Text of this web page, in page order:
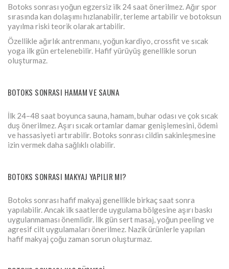
Botoks sonrası yoğun egzersiz ilk 24 saat önerilmez. Ağır spor
sırasında kan dolaşımı hızlanabilir, terleme artabilir ve botoksun
yayılma riski teorik olarak artabilir.
Özellikle ağırlık antrenmanı, yoğun kardiyo, crossfit ve sıcak
yoga ilk gün ertelenebilir. Hafif yürüyüş genellikle sorun
oluşturmaz.
BOTOKS SONRASI HAMAM VE SAUNA
İlk 24–48 saat boyunca sauna, hamam, buhar odası ve çok sıcak
duş önerilmez. Aşırı sıcak ortamlar damar genişlemesini, ödemi
ve hassasiyeti artırabilir. Botoks sonrası cildin sakinleşmesine
izin vermek daha sağlıklı olabilir.
BOTOKS SONRASI MAKYAJ YAPILIR MI?
Botoks sonrası hafif makyaj genellikle birkaç saat sonra
yapılabilir. Ancak ilk saatlerde uygulama bölgesine aşırı baskı
uygulanmaması önemlidir. İlk gün sert masaj, yoğun peeling ve
agresif cilt uygulamaları önerilmez. Nazik ürünlerle yapılan
hafif makyaj çoğu zaman sorun oluşturmaz.